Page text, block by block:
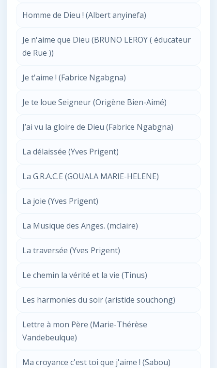
Homme de Dieu ! (Albert anyinefa)
Je n'aime que Dieu (BRUNO LEROY ( éducateur
de Rue ))
Je t'aime ! (Fabrice Ngabgna)
Je te loue Seigneur (Origène Bien-Aimé)
J’ai vu la gloire de Dieu (Fabrice Ngabgna)
La délaissée (Yves Prigent)
La G.R.A.C.E (GOUALA MARIE-HELENE)
La joie (Yves Prigent)
La Musique des Anges. (mclaire)
La traversée (Yves Prigent)
Le chemin la vérité et la vie (Tinus)
Les harmonies du soir (aristide souchong)
Lettre à mon Père (Marie-Thérèse
Vandebeulque)
Ma croyance c'est toi que j'aime ! (Sabou)